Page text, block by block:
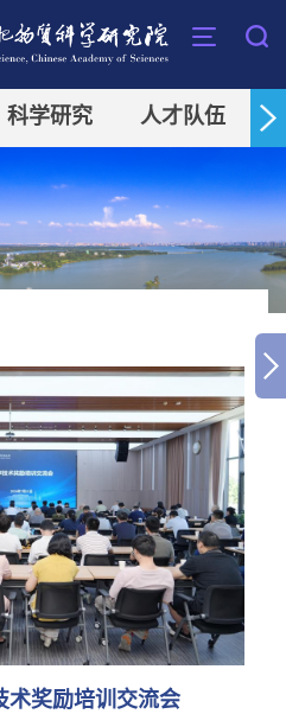
科学研究 人才队伍
术奖励培训交流会